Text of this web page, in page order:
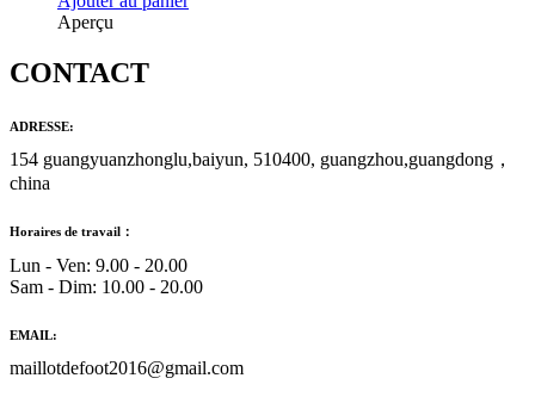
Aperçu
CONTACT
ADRESSE:
154 guangyuanzhonglu,baiyun, 510400, guangzhou,guangdong，
china
Horaires de travail：
Lun - Ven: 9.00 - 20.00
Sam - Dim: 10.00 - 20.00
EMAIL:
maillotdefoot2016@gmail.com